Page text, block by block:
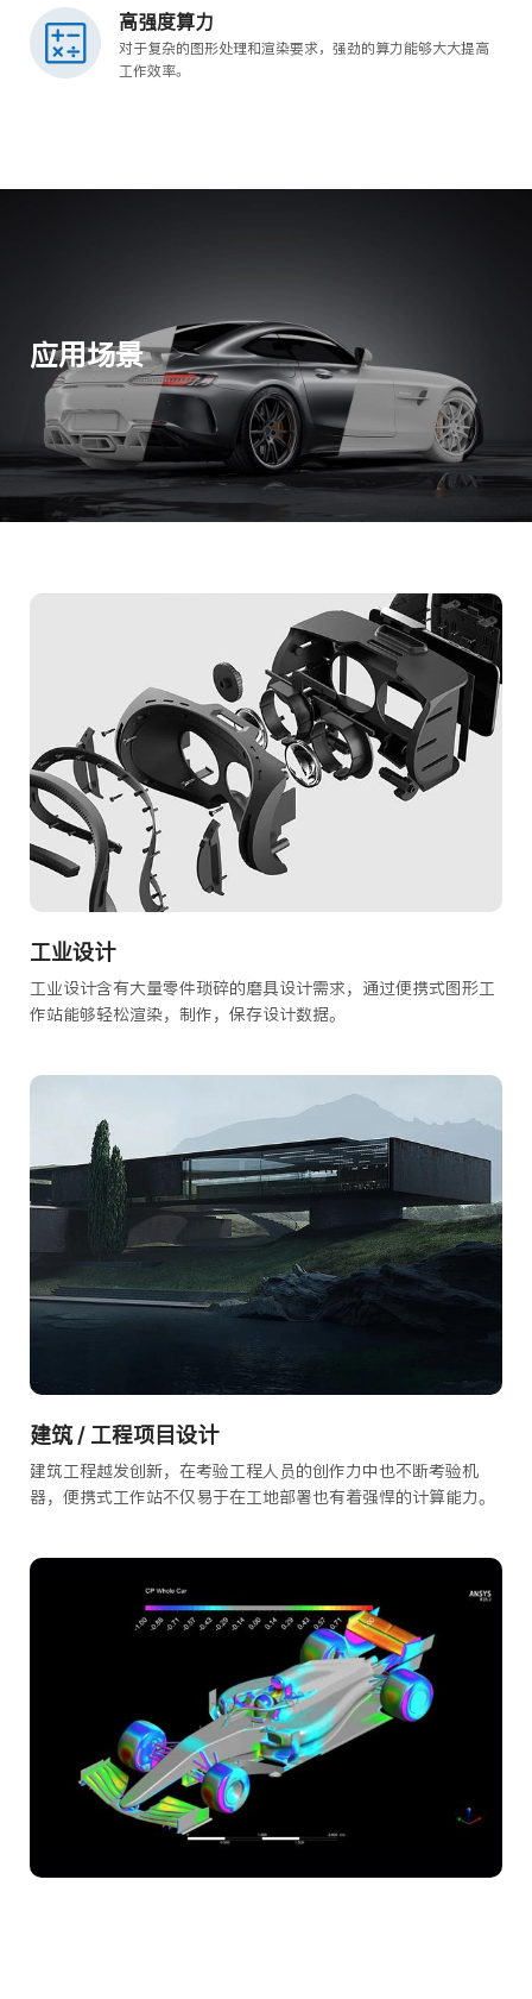
高强度算力
对于复杂的图形处理和渲染要求，强劲的算力能够大大提高
工作效率。
应用场景
工业设计
工业设计含有大量零件琐碎的磨具设计需求，通过便携式图形工
作站能够轻松渲染，制作，保存设计数据。
建筑 / 工程项目设计
建筑工程越发创新，在考验工程人员的创作力中也不断考验机
器，便携式工作站不仅易于在工地部署也有着强悍的计算能力。